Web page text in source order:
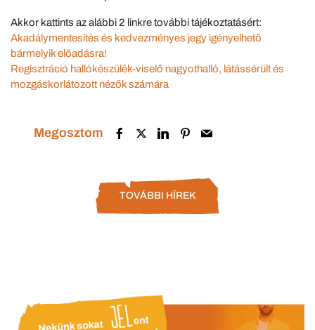
Akkor kattints az alábbi 2 linkre további tájékoztatásért:
Akadálymentesítés és kedvezményes jegy igényelhető
bármelyik előadásra!
Regisztráció hallókészülék-viselő nagyothalló, látássérült és
mozgáskorlátozott nézők számára
Megosztom
TOVÁBBI HÍREK